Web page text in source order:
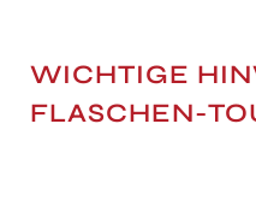
WICHTIGE
FLASCHEN-